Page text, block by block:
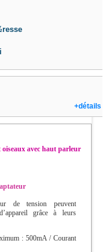
+détails
avec haut parleur
de tension peuvent
grâce à leurs
: 500mA / Courant